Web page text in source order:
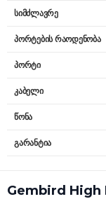
სიმძლავრე
პორტების რაოდენობა
პორტი
კაბელი
წონა
გარანტია
Gembird High